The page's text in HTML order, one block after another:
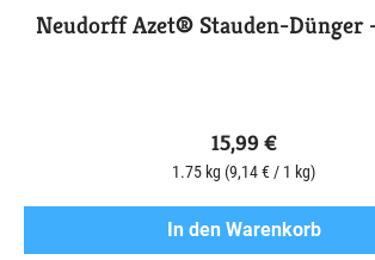
Neudorff Azet® Stauden-Dünger
15,99 €
1.75 kg (9,14 € / 1 kg)
In den Warenkorb